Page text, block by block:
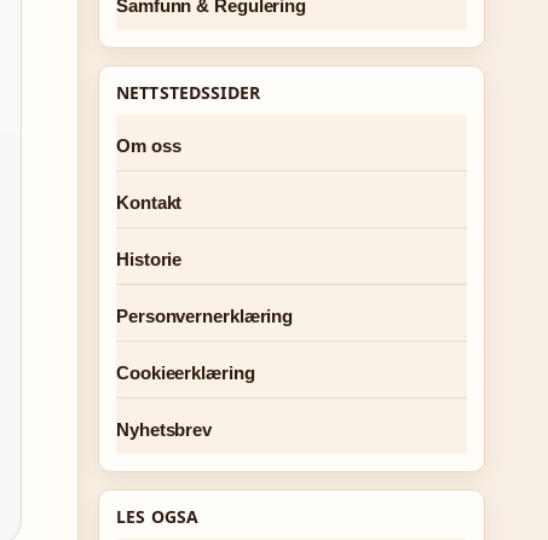
Samfunn & Regulering
NETTSTEDSSIDER
Om oss
Kontakt
Historie
Personvernerklæring
Cookieerklæring
Nyhetsbrev
LES OGSA